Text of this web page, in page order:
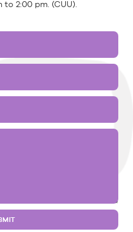
2:00 pm. (CUU).